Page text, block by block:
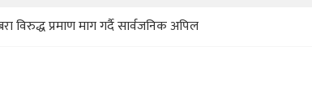
उडानमार्फत १५७ यात्रु भैरहवाबाट काठमाडौं ल्याइए
विरुद्ध प्रमाण माग गर्दै सार्वजनिक अपिल